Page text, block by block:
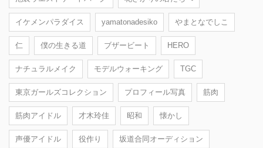
イケメンパラダイス yamatonadesiko やまとなでしこ
仁 僕の生きる道 ブザービート HERO
ナチュラルメイク モデルウォーキング TGC
東京ガールズコレクション プロフィール写真 筋肉
筋肉アイドル 才木玲佳 昭和 懐かし
声優アイドル 役作り 坂道合同オーディション